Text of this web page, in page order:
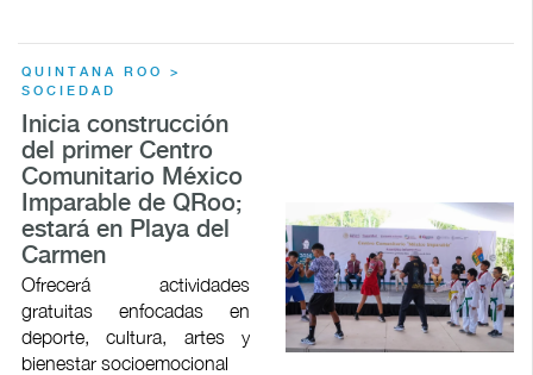
QUINTANA ROO >
SOCIEDAD
Inicia construcción
del primer Centro
Comunitario México
Imparable de QRoo;
estará en Playa del
Carmen
Ofrecerá actividades
gratuitas enfocadas en
deporte, cultura, artes y
bienestar socioemocional